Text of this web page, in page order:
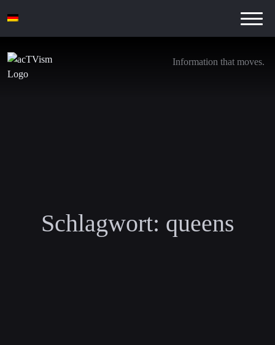
Information that moves.
Schlagwort: queens